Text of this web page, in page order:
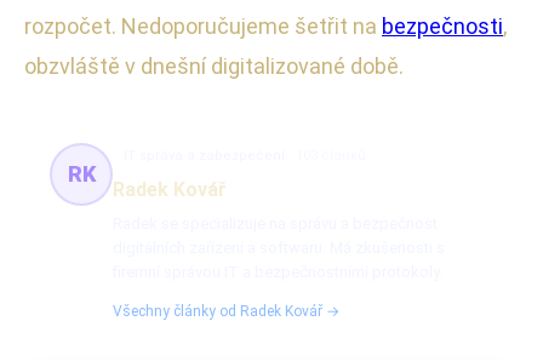
rozpočet. Nedoporučujeme šetřit na bezpečnosti,
obzvláště v dnešní digitalizované době.
RK
Radek Kovář
Všechny články od Radek Kovář →